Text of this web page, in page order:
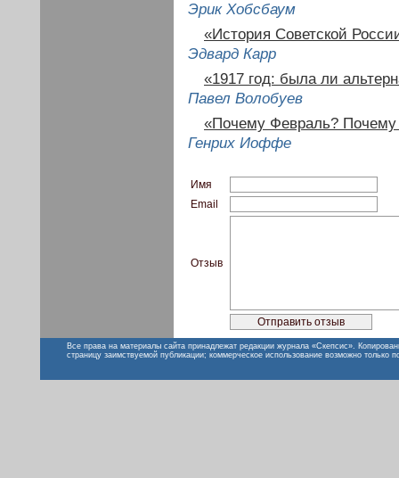
Эрик Хобсбаум
«История Советской
Эдвард Карр
«1917 год: была ли
Павел Волобуев
«Почему Февраль? Почему
Генрих Иоффе
Имя
Email
Отзыв
Все права на материалы сайта принадлежат редакции журнала «Скепсис».
страницу заимствуемой публикации; коммерческое использование возможно только